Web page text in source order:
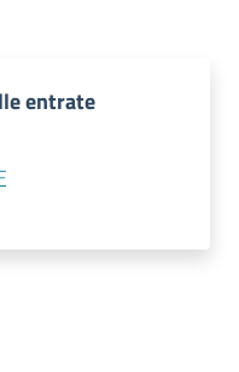
entrate